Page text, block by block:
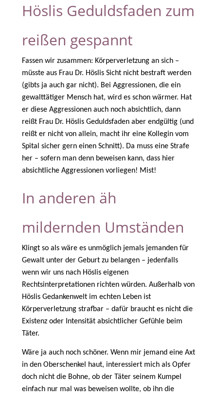
Höslis Geduldsfaden zum
reißen gespannt
Fassen wir zusammen: Körperverletzung an sich –
müsste aus Frau Dr. Höslis Sicht nicht bestraft werden
(gibts ja auch gar nicht). Bei Aggressionen, die ein
gewalttätiger Mensch hat, wird es schon wärmer. Hat
er diese Aggressionen auch noch absichtlich, dann
reißt Frau Dr. Höslis Geduldsfaden aber endgültig (und
reißt er nicht von allein, macht ihr eine Kollegin vom
Spital sicher gern einen Schnitt). Da muss eine Strafe
her – sofern man denn beweisen kann, dass hier
absichtliche Aggressionen vorliegen! Mist!
In anderen äh
mildernden Umständen
Klingt so als wäre es unmöglich jemals jemanden für
Gewalt unter der Geburt zu belangen – jedenfalls
wenn wir uns nach Höslis eigenen
Rechtsinterpretationen richten würden. Außerhalb von
Höslis Gedankenwelt im echten Leben ist
Körperverletzung strafbar – dafür braucht es nicht die
Existenz oder Intensität absichtlicher Gefühle beim
Täter.
Wäre ja auch noch schöner. Wenn mir jemand eine Axt
in den Oberschenkel haut, interessiert mich als Opfer
doch nicht die Bohne, ob der Täter seinem Kumpel
einfach nur mal was beweisen wollte, ob ihn die